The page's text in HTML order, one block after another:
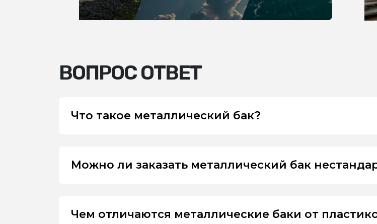
ВОПРОС ОТВЕТ
Что такое металлический бак?
Можно ли заказать металлический бак
Чем отличаются металлические баки от